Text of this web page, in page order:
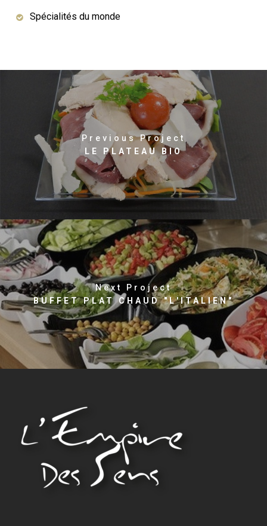
Spécialités du monde
Previous Project
LE PLATEAU BIO
Next Project
BUFFET PLAT CHAUD "L'ITALIEN"